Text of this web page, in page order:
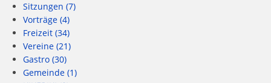
Sitzungen (7)
Vorträge (4)
Freizeit (34)
Vereine (21)
Gastro (30)
Gemeinde (1)